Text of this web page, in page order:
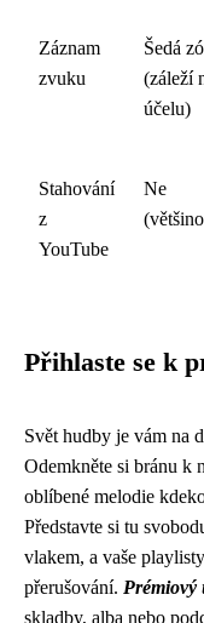
Záznam
zvuku
Šedá
(záleží
účelu)
Stahování
z
YouTube
Ne
Přihlaste se k
Svět hudby je vám na
Odemkněte si bránu k
oblíbené melodie
Představte si tu
vlakem, a vaše
přerušování. Prémiový
skladby, alba nebo